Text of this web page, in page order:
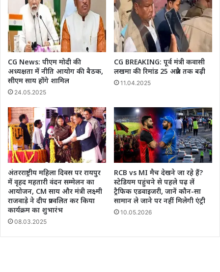
CG News: पीएम मोदी की
अध्यक्षता में नीति आयोग की बैठक,
सीएम साय होंगे शामिल
24.05.2025
CG BREAKING: पूर्व मंत्री कवासी
लखमा की रिमांड 25 अप्रैल तक बढ़ी
11.04.2025
अंतरराष्ट्रीय महिला दिवस पर रायपुर
में वृहद महतारी वंदन सम्मेलन का
आयोजन, CM साय और मंत्री लक्ष्मी
राजवाड़े ने दीप प्रज्वलित कर किया
कार्यक्रम का शुभारंभ
08.03.2025
RCB vs MI मैच देखने जा रहे हैं?
स्टेडियम पहुंचने से पहले पढ़ लें
ट्रैफिक एडवाइजरी, जानें कौन-सा
सामान ले जाने पर नहीं मिलेगी एंट्री
10.05.2026